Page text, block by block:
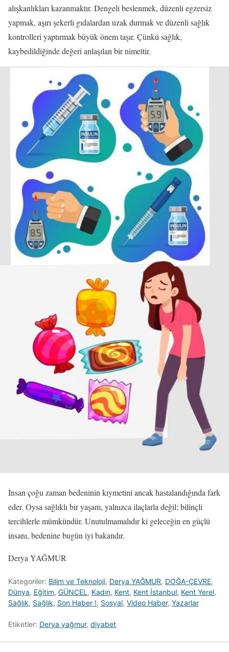
alışkanlıkları kazanmaktır. Dengeli beslenmek, düzenli egzersiz
yapmak, aşırı şekerli gıdalardan uzak durmak ve düzenli sağlık
kontrolleri yaptırmak büyük önem taşır. Çünkü sağlık,
kaybedildiğinde değeri anlaşılan bir nimettir.
İnsan çoğu zaman bedeninin kıymetini ancak hastalandığında fark
eder. Oysa sağlıklı bir yaşam, yalnızca ilaçlarla değil; bilinçli
tercihlerle mümkündür. Unutulmamalıdır ki geleceğin en güçlü
insanı, bedenine bugün iyi bakandır.
Derya YAĞMUR
Kategoriler: Bilim ve Teknoloji, Derya YAĞMUR, DOĞA-ÇEVRE,
Dünya, Eğitim, GÜNCEL, Kadın, Kent, Kent İstanbul, Kent Yerel,
Sağlık, Sağlık, Son Haber !, Sosyal, Video Haber, Yazarlar
Etiketler: Derya yağmur, diyabet